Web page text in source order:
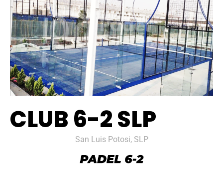
CLUB 6-2 SLP
San Luis Potosi, SLP